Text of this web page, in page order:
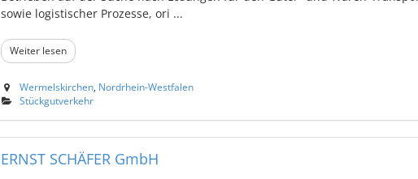
sowie logistischer Prozesse, ori ...
Weiter lesen
Wermelskirchen, Nordrhein-Westfalen
Stückgutverkehr
ERNST SCHÄFER GmbH